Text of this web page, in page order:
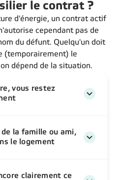
le contrat ?
d'énergie, un contrat actif
cependant pas de
du défunt. Quelqu'un doit
(temporairement) le
dépend de la situation.
vous restez
la famille ou ami,
le logement
clairement ce